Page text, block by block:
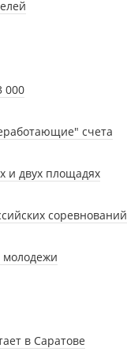
000
счета
и двух площадях
соревнований
молодежи
в Саратове